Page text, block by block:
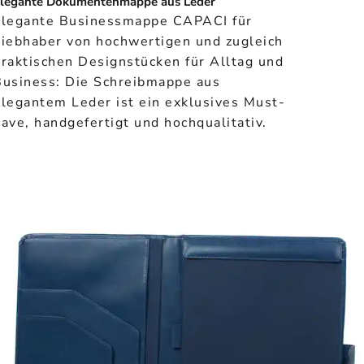
Businessmappe CAPACI für
von hochwertigen und zugleich
Designstücken für Alltag und
Die Schreibmappe aus
Leder ist ein exklusives Must-
handgefertigt und hochqualitativ.